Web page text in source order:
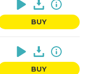
BUY
BUY